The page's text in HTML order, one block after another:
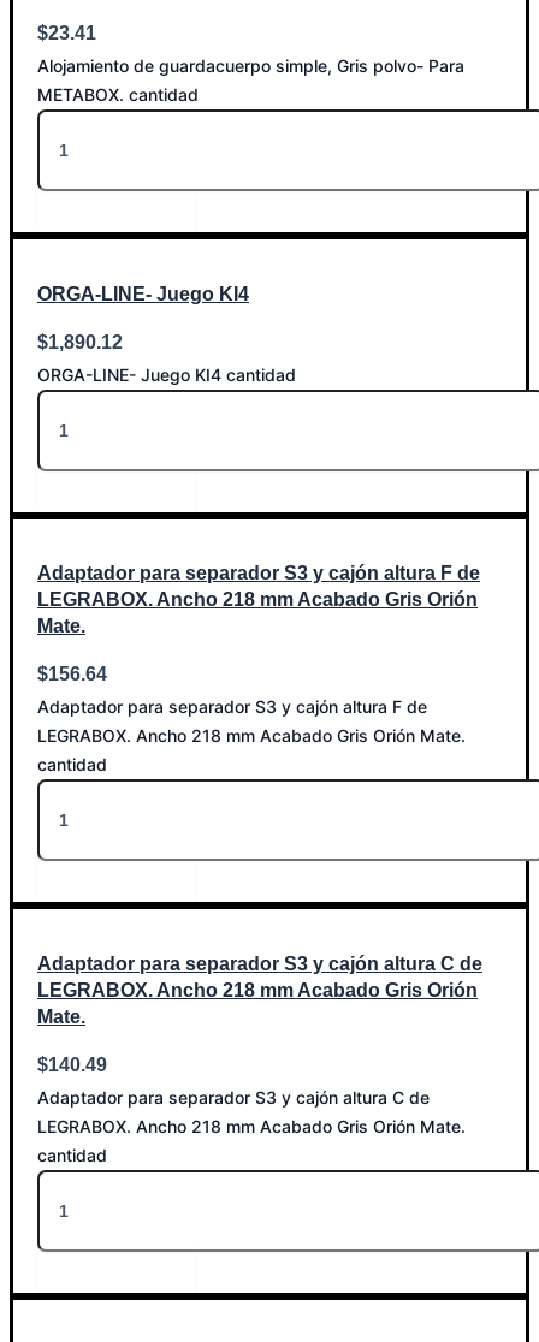
$23.41
Alojamiento de guardacuerpo simple, Gris polvo- Para
METABOX. cantidad
ORGA-LINE- Juego KI4
$1,890.12
ORGA-LINE- Juego KI4 cantidad
Adaptador para separador S3 y cajón altura F de
LEGRABOX. Ancho 218 mm Acabado Gris Orión
Mate.
$156.64
Adaptador para separador S3 y cajón altura F de
LEGRABOX. Ancho 218 mm Acabado Gris Orión Mate.
cantidad
Adaptador para separador S3 y cajón altura C de
LEGRABOX. Ancho 218 mm Acabado Gris Orión
Mate.
$140.49
Adaptador para separador S3 y cajón altura C de
LEGRABOX. Ancho 218 mm Acabado Gris Orión Mate.
cantidad